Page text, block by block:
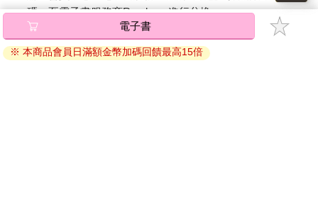
喜歡，所以我先點一盤讓你們試試。」讓我不禁好奇，究竟是什
麼料理，搞得這麼神祕。
幾分鐘後，服務生小心翼翼地將那盤烤肉端上桌，我幾乎不敢相
碼』至電子書服務商Readmoo進行兌換。
退換貨須知：
因版權保護，您在金石堂所購買的電子書僅能以金石堂專屬
電子書
※ 本商品會員日滿額金幣加碼回饋最高15倍